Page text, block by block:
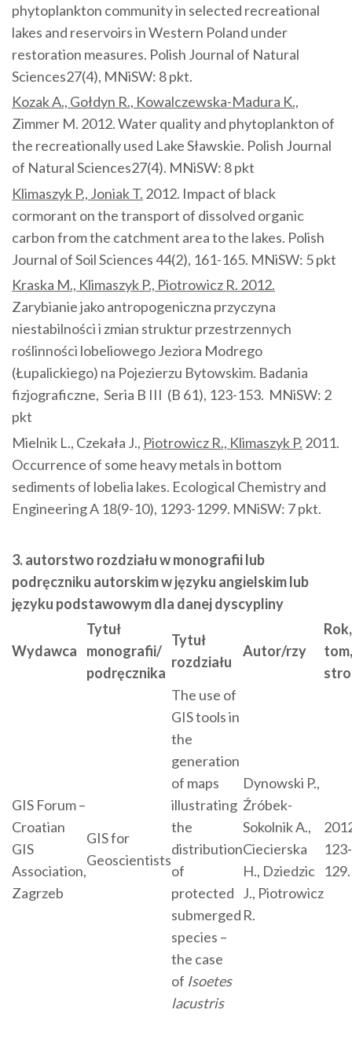
phytoplankton community in selected recreational
lakes and reservoirs in Western Poland under
restoration measures. Polish Journal of Natural
Sciences27(4), MNiSW: 8 pkt.
Kozak A., Gołdyn R., Kowalczewska-Madura K.,
Zimmer M. 2012. Water quality and phytoplankton of
the recreationally used Lake Sławskie. Polish Journal
of Natural Sciences27(4). MNiSW: 8 pkt
Klimaszyk P., Joniak T. 2012. Impact of black
cormorant on the transport of dissolved organic
carbon from the catchment area to the lakes. Polish
Journal of Soil Sciences 44(2), 161-165. MNiSW: 5 pkt
Kraska M., Klimaszyk P., Piotrowicz R. 2012.
Zarybianie jako antropogeniczna przyczyna
niestabilności i zmian struktur przestrzennych
roślinności lobeliowego Jeziora Modrego
(Łupalickiego) na Pojezierzu Bytowskim. Badania
fizjograficzne, Seria B III (B 61), 123-153. MNiSW: 2
pkt
Mielnik L., Czekała J., Piotrowicz R., Klimaszyk P. 2011.
Occurrence of some heavy metals in bottom
sediments of lobelia lakes. Ecological Chemistry and
Engineering A 18(9-10), 1293-1299. MNiSW: 7 pkt.
3. autorstwo rozdziału w monografii lub
podręczniku autorskim w języku angielskim lub
języku podstawowym dla danej dyscypliny
Wydawca
Tytuł
monografii/
podręcznika
Tytuł
rozdziału
Autor/rzy
Rok,
tom,
GIS Forum –
Croatian
GIS
Association,
Zagrzeb
GIS for
Geoscientists
The use of
GIS tools in
the
generation
of maps
illustrating
the
distribution
of
protected
submerged
species –
the case
of Isoetes
lacustris
Dynowski P.,
Źróbek-
Sokolnik A.,
Ciecierska
H., Dziedzic
J., Piotrowicz
R.
123-
129.